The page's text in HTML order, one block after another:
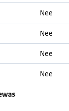
Nee
Nee
Nee
Nee